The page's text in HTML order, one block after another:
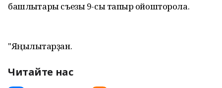
башлыҡтары съезы 9-сы тапҡыр ойошторола.
"Яңылыҡтарҙан.
Читайте нас